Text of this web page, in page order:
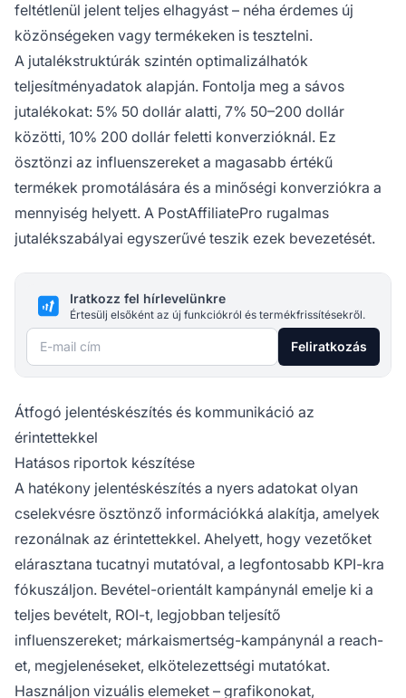
feltétlenül jelent teljes elhagyást – néha érdemes új
közönségeken vagy termékeken is tesztelni.
A jutalékstruktúrák szintén optimalizálhatók
teljesítményadatok alapján. Fontolja meg a sávos
jutalékokat: 5% 50 dollár alatti, 7% 50–200 dollár
közötti, 10% 200 dollár feletti konverzióknál. Ez
ösztönzi az influenszereket a magasabb értékű
termékek promotálására és a minőségi konverziókra a
mennyiség helyett. A PostAffiliatePro rugalmas
jutalékszabályai egyszerűvé teszik ezek bevezetését.
Iratkozz fel hírlevelünkre
Értesülj elsőként az új funkciókról és termékfrissítésekről.
E-mail cím Feliratkozás
Átfogó jelentéskészítés és kommunikáció az
érintettekkel
Hatásos riportok készítése
A hatékony jelentéskészítés a nyers adatokat olyan
cselekvésre ösztönző információkká alakítja, amelyek
rezonálnak az érintettekkel. Ahelyett, hogy vezetőket
elárasztana tucatnyi mutatóval, a legfontosabb KPI-kra
fókuszáljon. Bevétel-orientált kampánynál emelje ki a
teljes bevételt, ROI-t, legjobban teljesítő
influenszereket; márkaismertség-kampánynál a reach-
et, megjelenéseket, elkötelezettségi mutatókat.
Használjon vizuális elemeket – grafikonokat,